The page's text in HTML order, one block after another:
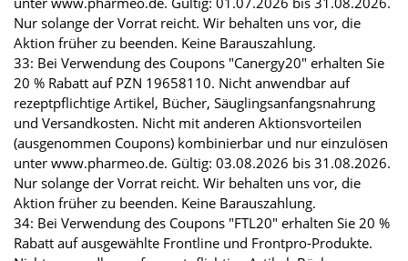
Nur solange der Vorrat reicht. Wir behalten uns vor, die
Aktion früher zu beenden. Keine Barauszahlung.
33: Bei Verwendung des Coupons "Canergy20" erhalten Sie
20 % Rabatt auf PZN 19658110. Nicht anwendbar auf
rezeptpflichtige Artikel, Bücher, Säuglingsanfangsnahrung
und Versandkosten. Nicht mit anderen Aktionsvorteilen
(ausgenommen Coupons) kombinierbar und nur einzulösen
unter www.pharmeo.de. Gültig: 03.08.2026 bis 31.08.2026.
Nur solange der Vorrat reicht. Wir behalten uns vor, die
Aktion früher zu beenden. Keine Barauszahlung.
34: Bei Verwendung des Coupons "FTL20" erhalten Sie 20 %
Rabatt auf ausgewählte Frontline und Frontpro-Produkte.